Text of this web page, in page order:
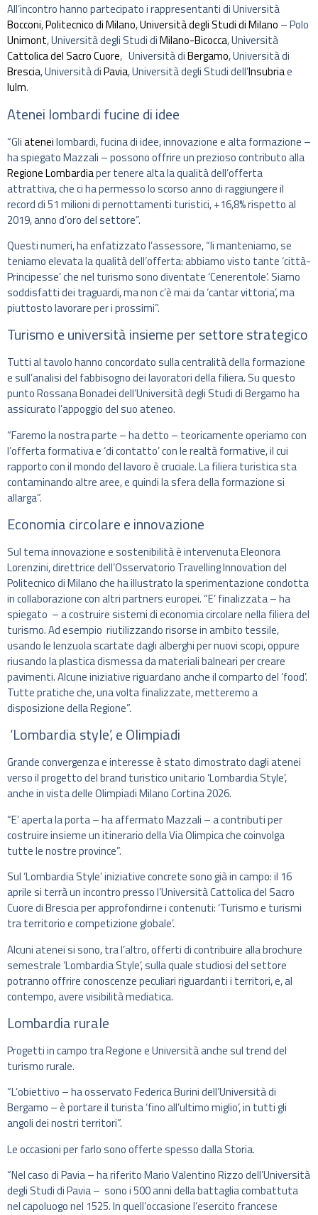
All’incontro hanno partecipato i rappresentanti di Università
Bocconi,Politecnico di Milano,Università degli Studi di Milano – Polo
Unimont, Università degli Studi diMilano-Bicocca, Università
Cattolica del Sacro Cuore, Università diBergamo, Università di
Brescia, Università diPavia, Università degli Studi dell’Insubriae
Iulm.
Atenei lombardi fucine di idee
“Gliateneilombardi, fucina di idee, innovazione e alta formazione –
ha spiegato Mazzali – possono offrire un prezioso contributo alla
Regione Lombardiaper tenere alta la qualità dell’offerta
attrattiva, che ci ha permesso lo scorso anno di raggiungere il
record di 51 milioni di pernottamenti turistici, +16,8% rispetto al
2019, anno d’oro del settore”.
Questi numeri, ha enfatizzato l’assessore, “li manteniamo, se
teniamo elevata la qualità dell’offerta: abbiamo visto tante ‘città-
Principesse’ che nel turismo sono diventate ‘Cenerentole’. Siamo
soddisfatti dei traguardi, ma non c’è mai da ‘cantar vittoria’, ma
piuttosto lavorare per i prossimi”.
Turismo e università insieme per settore strategico
Tutti al tavolo hanno concordato sulla centralità della formazione
e sull’analisi del fabbisogno dei lavoratori della filiera. Su questo
punto Rossana Bonadei dell’Università degli Studi di Bergamo ha
assicurato l’appoggio del suo ateneo.
“Faremo la nostra parte – ha detto – teoricamente operiamo con
l’offerta formativa e ‘di contatto’ con le realtà formative, il cui
rapporto con il mondo del lavoro è cruciale. La filiera turistica sta
contaminando altre aree, e quindi la sfera della formazione si
allarga”.
Economia circolare e innovazione
Sul tema innovazione e sostenibilità è intervenuta Eleonora
Lorenzini, direttrice dell’Osservatorio Travelling Innovation del
Politecnico di Milano che ha illustrato la sperimentazione condotta
in collaborazione con altri partners europei. “E’ finalizzata – ha
spiegato – a costruire sistemi di economia circolare nella filiera del
turismo. Ad esempio riutilizzando risorse in ambito tessile,
usando le lenzuola scartate dagli alberghi per nuovi scopi, oppure
riusando la plastica dismessa da materiali balneari per creare
pavimenti. Alcune iniziative riguardano anche il comparto del ‘food’.
Tutte pratiche che, una volta finalizzate, metteremo a
disposizione della Regione”.
‘Lombardia style’, e Olimpiadi
Grande convergenza e interesse è stato dimostrato dagli atenei
verso il progetto del brand turistico unitario ‘Lombardia Style’,
anche in vista delle Olimpiadi Milano Cortina 2026.
“E’ aperta la porta – ha affermato Mazzali – a contributi per
costruire insieme un itinerario della Via Olimpica che coinvolga
tutte le nostre province”.
Sul ‘Lombardia Style’ iniziative concrete sono già in campo: il 16
aprile si terrà un incontro presso l’Università Cattolica del Sacro
Cuore di Brescia per approfondirne i contenuti: ‘Turismo e turismi
tra territorio e competizione globale’.
Alcuni atenei si sono, tra l’altro, offerti di contribuire alla brochure
semestrale ‘Lombardia Style’, sulla quale studiosi del settore
potranno offrire conoscenze peculiari riguardanti i territori, e, al
contempo, avere visibilità mediatica.
Lombardia rurale
Progetti in campo tra Regione e Università anche sul trend del
turismo rurale.
“L’obiettivo – ha osservato Federica Burini dell’Università di
Bergamo – è portare il turista ‘fino all’ultimo miglio’, in tutti gli
angoli dei nostri territori”.
Le occasioni per farlo sono offerte spesso dalla Storia.
“Nel caso di Pavia – ha riferito Mario Valentino Rizzo dell’Università
degli Studi di Pavia – sono i 500 anni della battaglia combattuta
nel capoluogo nel 1525. In quell’occasione l’esercito francese